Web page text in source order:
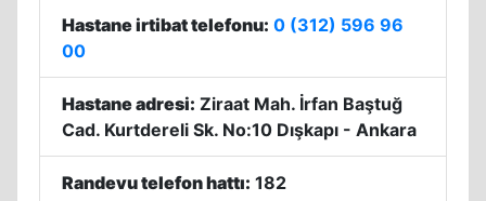
Hastane irtibat telefonu: 0 (312) 596 96
00
Hastane adresi: Ziraat Mah. İrfan Baştuğ
Cad. Kurtdereli Sk. No:10 Dışkapı - Ankara
Randevu telefon hattı: 182